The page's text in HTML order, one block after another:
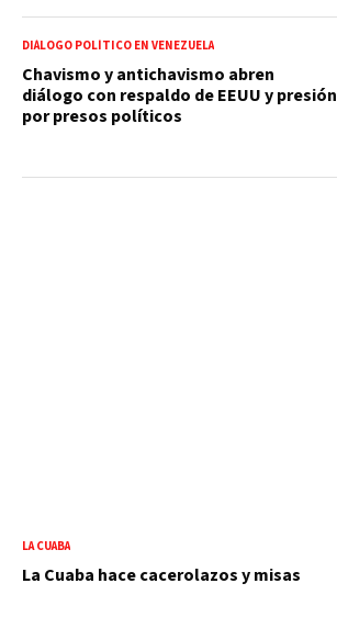
DIÁLOGO POLÍTICO EN VENEZUELA
Chavismo y antichavismo abren
diálogo con respaldo de EEUU y presión
por presos políticos
LA CUABA
La Cuaba hace cacerolazos y misas